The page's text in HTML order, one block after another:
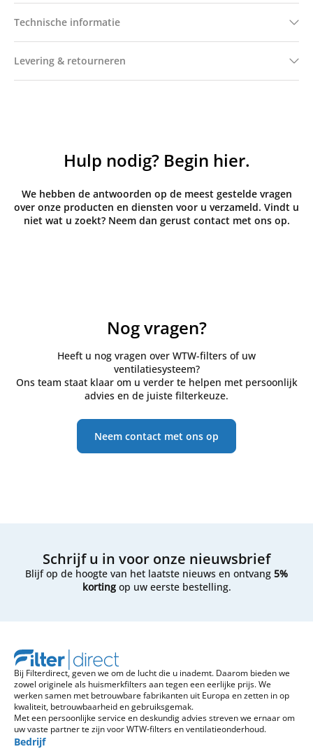
Technische informatie
Levering & retourneren
Hulp nodig? Begin hier.
We hebben de antwoorden op de meest gestelde vragen
over onze producten en diensten voor u verzameld. Vindt u
niet wat u zoekt? Neem dan gerust contact met ons op.
Nog vragen?
Heeft u nog vragen over WTW-filters of uw
ventilatiesysteem?
Ons team staat klaar om u verder te helpen met persoonlijk
advies en de juiste filterkeuze.
Neem contact met ons op
Schrijf u in voor onze nieuwsbrief
Blijf op de hoogte van het laatste nieuws en ontvang 5%
kortingop uw eerste bestelling.
Bij Filterdirect, geven we om de lucht die u inademt. Daarom bieden we
zowel originele als huismerkfilters aan tegen een eerlijke prijs. We
werken samen met betrouwbare fabrikanten uit Europa en zetten in op
kwaliteit, betrouwbaarheid en gebruiksgemak.
Met een persoonlijke service en deskundig advies streven we ernaar om
uw vaste partner te zijn voor WTW-filters en ventilatieonderhoud.
Bedrijf